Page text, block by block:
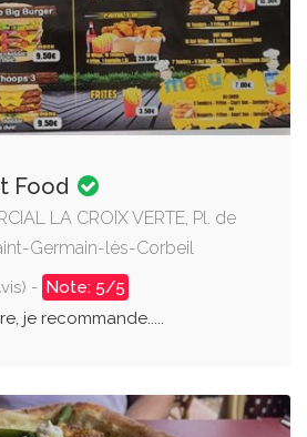
Food
LA CROIX VERTE, Pl. de
Germain-lès-Corbeil
- Note: 5/5
je recommande.....